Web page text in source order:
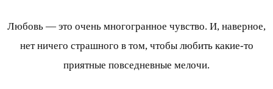
Любовь — это очень многогранное чувство. И, наверное,
нет ничего страшного в том, чтобы любить какие-то
приятные повседневные мелочи.